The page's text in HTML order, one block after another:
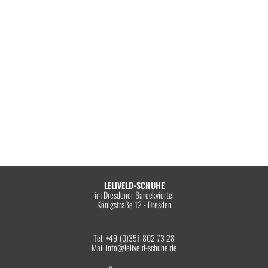
LELIVELD-SCHUHE
im Dresdener Barockviertel
Königstraße 12 - Dresden
Tel. +49-(0)351-802 73 28
Mail info@leliveld-schuhe.de